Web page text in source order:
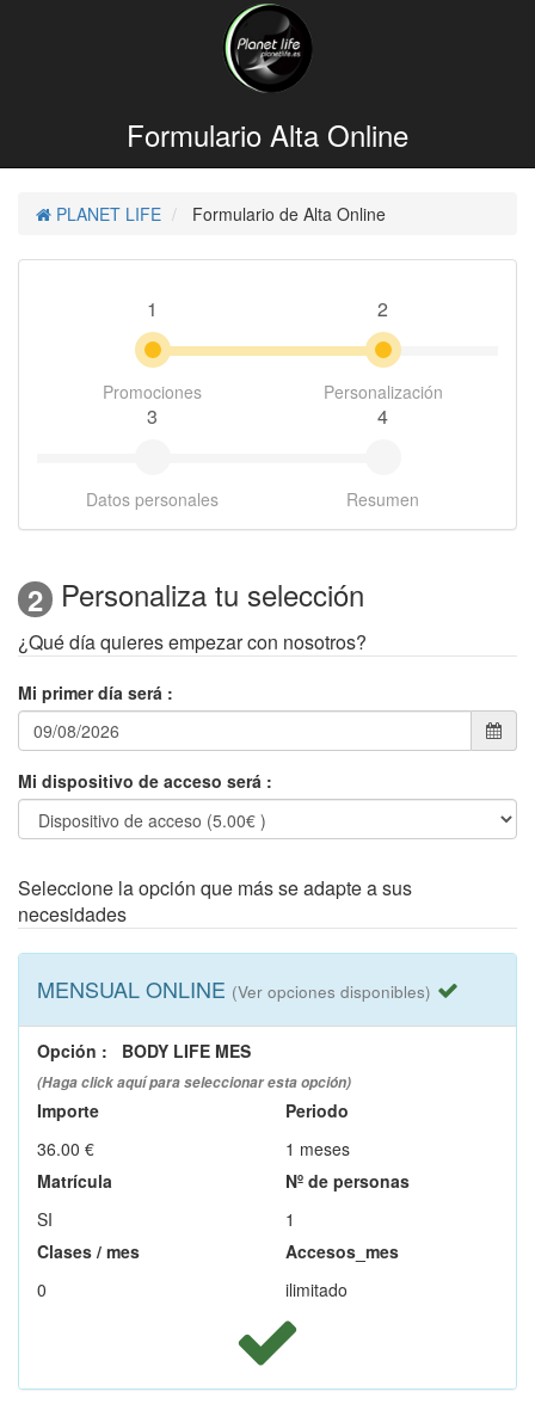
Formulario Alta Online
PLANET LIFE Formulario de Alta Online
1
Promociones
2
Personalización
3
Datos personales
4
Resumen
2 Personaliza tu selección
¿Qué día quieres empezar con nosotros?
Mi primer día será :
Mi dispositivo de acceso será :
Seleccione la opción que más se adapte a sus
necesidades
MENSUAL ONLINE (Ver opciones disponibles)
Opción : BODY LIFE MES
(Haga click aquí para seleccionar esta opción)
Importe
36.00 €
Periodo
1 meses
Matrícula
SI
Nº de personas
1
Clases / mes
0
Accesos_mes
ilimitado